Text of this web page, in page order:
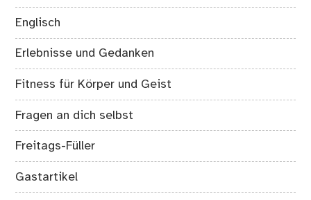
Englisch
Erlebnisse und Gedanken
Fitness für Körper und Geist
Fragen an dich selbst
Freitags-Füller
Gastartikel